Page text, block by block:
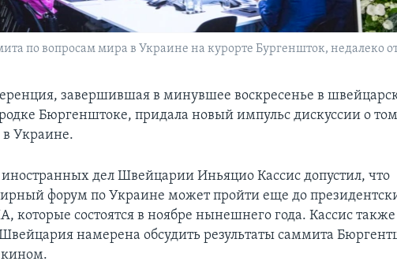
по вопросам мира в Украине на курорте Бургеншток, недалеко
завершившая в минувшее воскресенье в
Бюргенштоке, придала новый импульс дискуссии о
Украине.
дел Швейцарии Иньяцио Кассис допустил, что
форум по Украине может пройти еще до
которые состоятся в ноябре нынешнего года. Кассис также
намерена обсудить результаты саммита